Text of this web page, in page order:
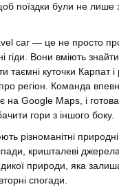
поїздки були не лише
car — це не просто
гіди. Вони вміють
таємні куточки Карпат і
про регіон. Команда
на Google Maps, і
гори з іншого боку.
різноманітні
кришталеві джерела
природи, яка
спогади.